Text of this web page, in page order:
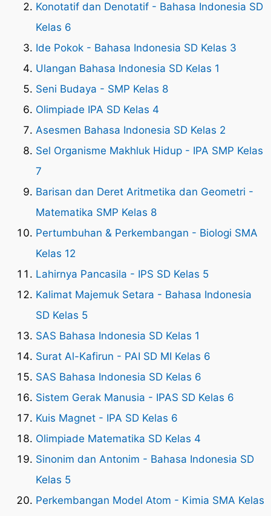
Konotatif dan Denotatif - Bahasa Indonesia SD
Kelas 6
Ide Pokok - Bahasa Indonesia SD Kelas 3
Ulangan Bahasa Indonesia SD Kelas 1
Seni Budaya - SMP Kelas 8
Olimpiade IPA SD Kelas 4
Asesmen Bahasa Indonesia SD Kelas 2
Sel Organisme Makhluk Hidup - IPA SMP Kelas
7
Barisan dan Deret Aritmetika dan Geometri -
Matematika SMP Kelas 8
Pertumbuhan & Perkembangan - Biologi SMA
Kelas 12
Lahirnya Pancasila - IPS SD Kelas 5
Kalimat Majemuk Setara - Bahasa Indonesia
SD Kelas 5
SAS Bahasa Indonesia SD Kelas 1
Surat Al-Kafirun - PAI SD MI Kelas 6
SAS Bahasa Indonesia SD Kelas 6
Sistem Gerak Manusia - IPAS SD Kelas 6
Kuis Magnet - IPA SD Kelas 6
Olimpiade Matematika SD Kelas 4
Sinonim dan Antonim - Bahasa Indonesia SD
Kelas 5
Perkembangan Model Atom - Kimia SMA Kelas